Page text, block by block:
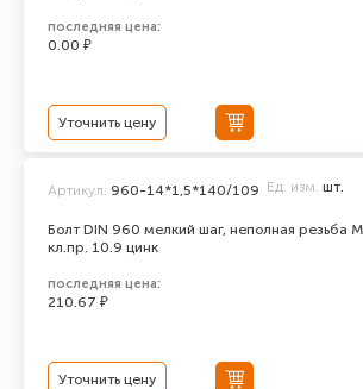
последняя цена:
0.00 ₽
Уточнить цену
Болт DIN 960 мелкий шаг, неполная резьба
кл.пр. 10.9 цинк
Артикул: 960-14*1,5*140/109 Ед. изм. шт.
последняя цена:
210.67 ₽
Уточнить цену